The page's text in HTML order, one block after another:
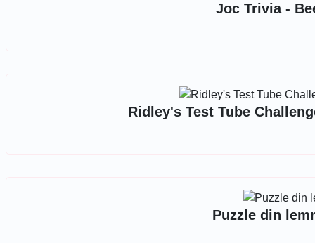
Joc Trivia -
Ridley's Test Tube
Puzzle din